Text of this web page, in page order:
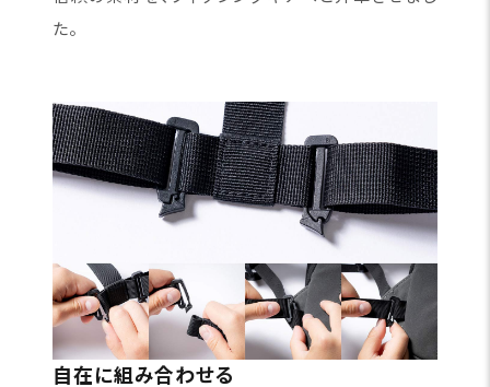
た。
自在に組み合わせる